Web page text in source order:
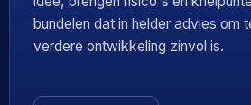
bundelen dat in helder advies om
verdere ontwikkeling zinvol is.